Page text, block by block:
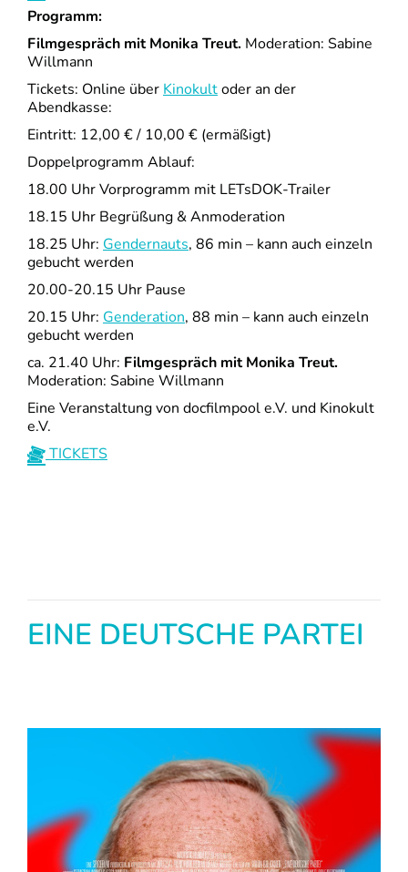
Programm:
Filmgespräch mit Monika Treut. Moderation: Sabine
Willmann
Tickets: Online über Kinokultoder an der
Abendkasse:
Eintritt: 12,00 € / 10,00 € (ermäßigt)
Doppelprogramm Ablauf:
18.00 Uhr Vorprogramm mit LETsDOK-Trailer
18.15 Uhr Begrüßung & Anmoderation
18.25 Uhr: Gendernauts, 86 min – kann auch einzeln
gebucht werden
20.00-20.15 Uhr Pause
20.15 Uhr: Genderation, 88 min – kann auch einzeln
gebucht werden
ca. 21.40 Uhr: Filmgespräch mit Monika Treut.
Moderation: Sabine Willmann
Eine Veranstaltung von docfilmpool e.V. und Kinokult
e.V.
TICKETS
EINE DEUTSCHE PARTEI